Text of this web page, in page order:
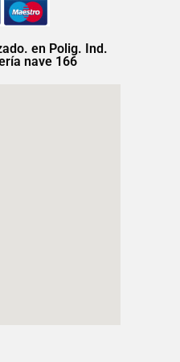
en Polig. Ind.
nave 166